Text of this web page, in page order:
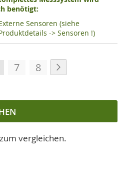
benötigt:
Sensoren (siehe
-> Sensoren !)
Seite
7 Seite
8
vergleichen.